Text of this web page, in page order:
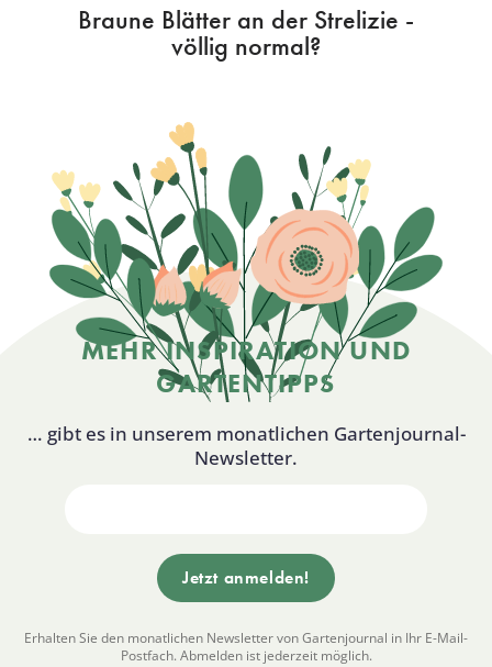
Braune Blätter an der Strelizie -
völlig normal?
MEHR INSPIRATION UND
GARTENTIPPS
… gibt es in unserem monatlichen Gartenjournal-
Newsletter.
Erhalten Sie den monatlichen Newsletter von Gartenjournal in Ihr E-Mail-
Postfach. Abmelden ist jederzeit möglich.